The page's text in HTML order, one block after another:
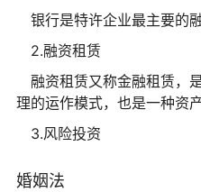
银行是特许企业最主要的
2.融资租赁
融资租赁又称金融租赁，
理的运作模式，也是一种资
3.风险投资
婚姻法